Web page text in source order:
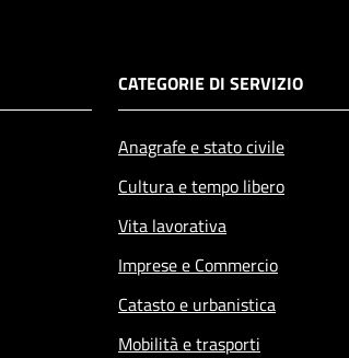
CATEGORIE DI SERVIZIO
Anagrafe e stato civile
Cultura e tempo libero
Vita lavorativa
Imprese e Commercio
Catasto e urbanistica
Mobilità e trasporti